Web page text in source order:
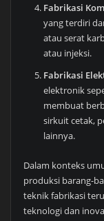
Fabrikasi
yang terdiri
atau serat
atau injeksi.
Fabrikasi
elektronik
membuat
sirkuit cetak,
lainnya.
Dalam konteks
produksi barang-
teknik fabrikasi
teknologi dan